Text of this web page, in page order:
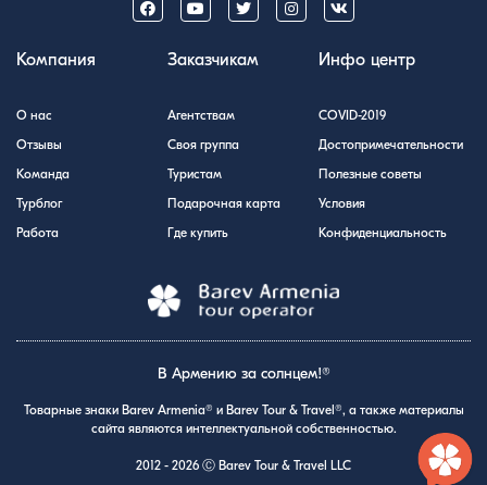
Компания
О нас
Отзывы
Команда
Турблог
Работа
Заказчикам
Агентствам
Своя группа
Туристам
Подарочная карта
Где купить
Инфо центр
COVID-2019
Достопримечательности
Полезные советы
Условия
Конфиденциальность
В Армению за солнцем!®
Товарные знаки Barev Armenia® и Barev Tour & Travel®, а также материалы
сайта являются интеллектуальной собственностью.
2012 - 2026 Ⓒ Barev Tour & Travel LLC